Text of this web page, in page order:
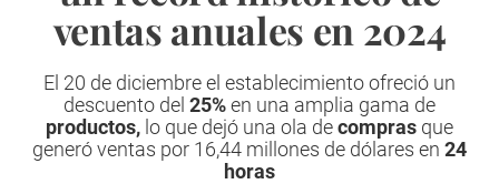
ventas anuales en 2024
El 20 de diciembre el establecimiento ofreció un
descuento del 25%en una amplia gama de
productos, lo que dejó una ola decompras que
generó ventas por 16,44 millones de dólares en 24
horas